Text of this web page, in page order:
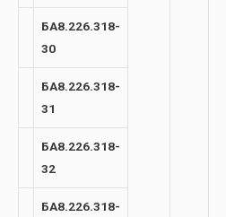
БА8.226.318-
30
БА8.226.318-
31
БА8.226.318-
32
БА8.226.318-